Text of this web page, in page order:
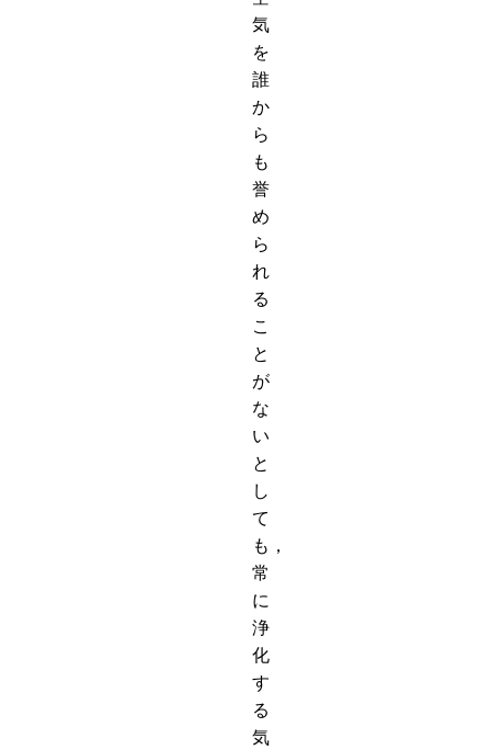
気
を
誰
か
ら
も
誉
め
ら
れ
る
こ
と
が
な
い
と
し
て
も，
常
に
浄
化
す
る
気